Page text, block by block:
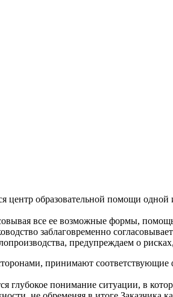
образовательной помощи одной
все ее возможные формы,
заблаговременно
предупреждаем о
принимают
понимание ситуации, в